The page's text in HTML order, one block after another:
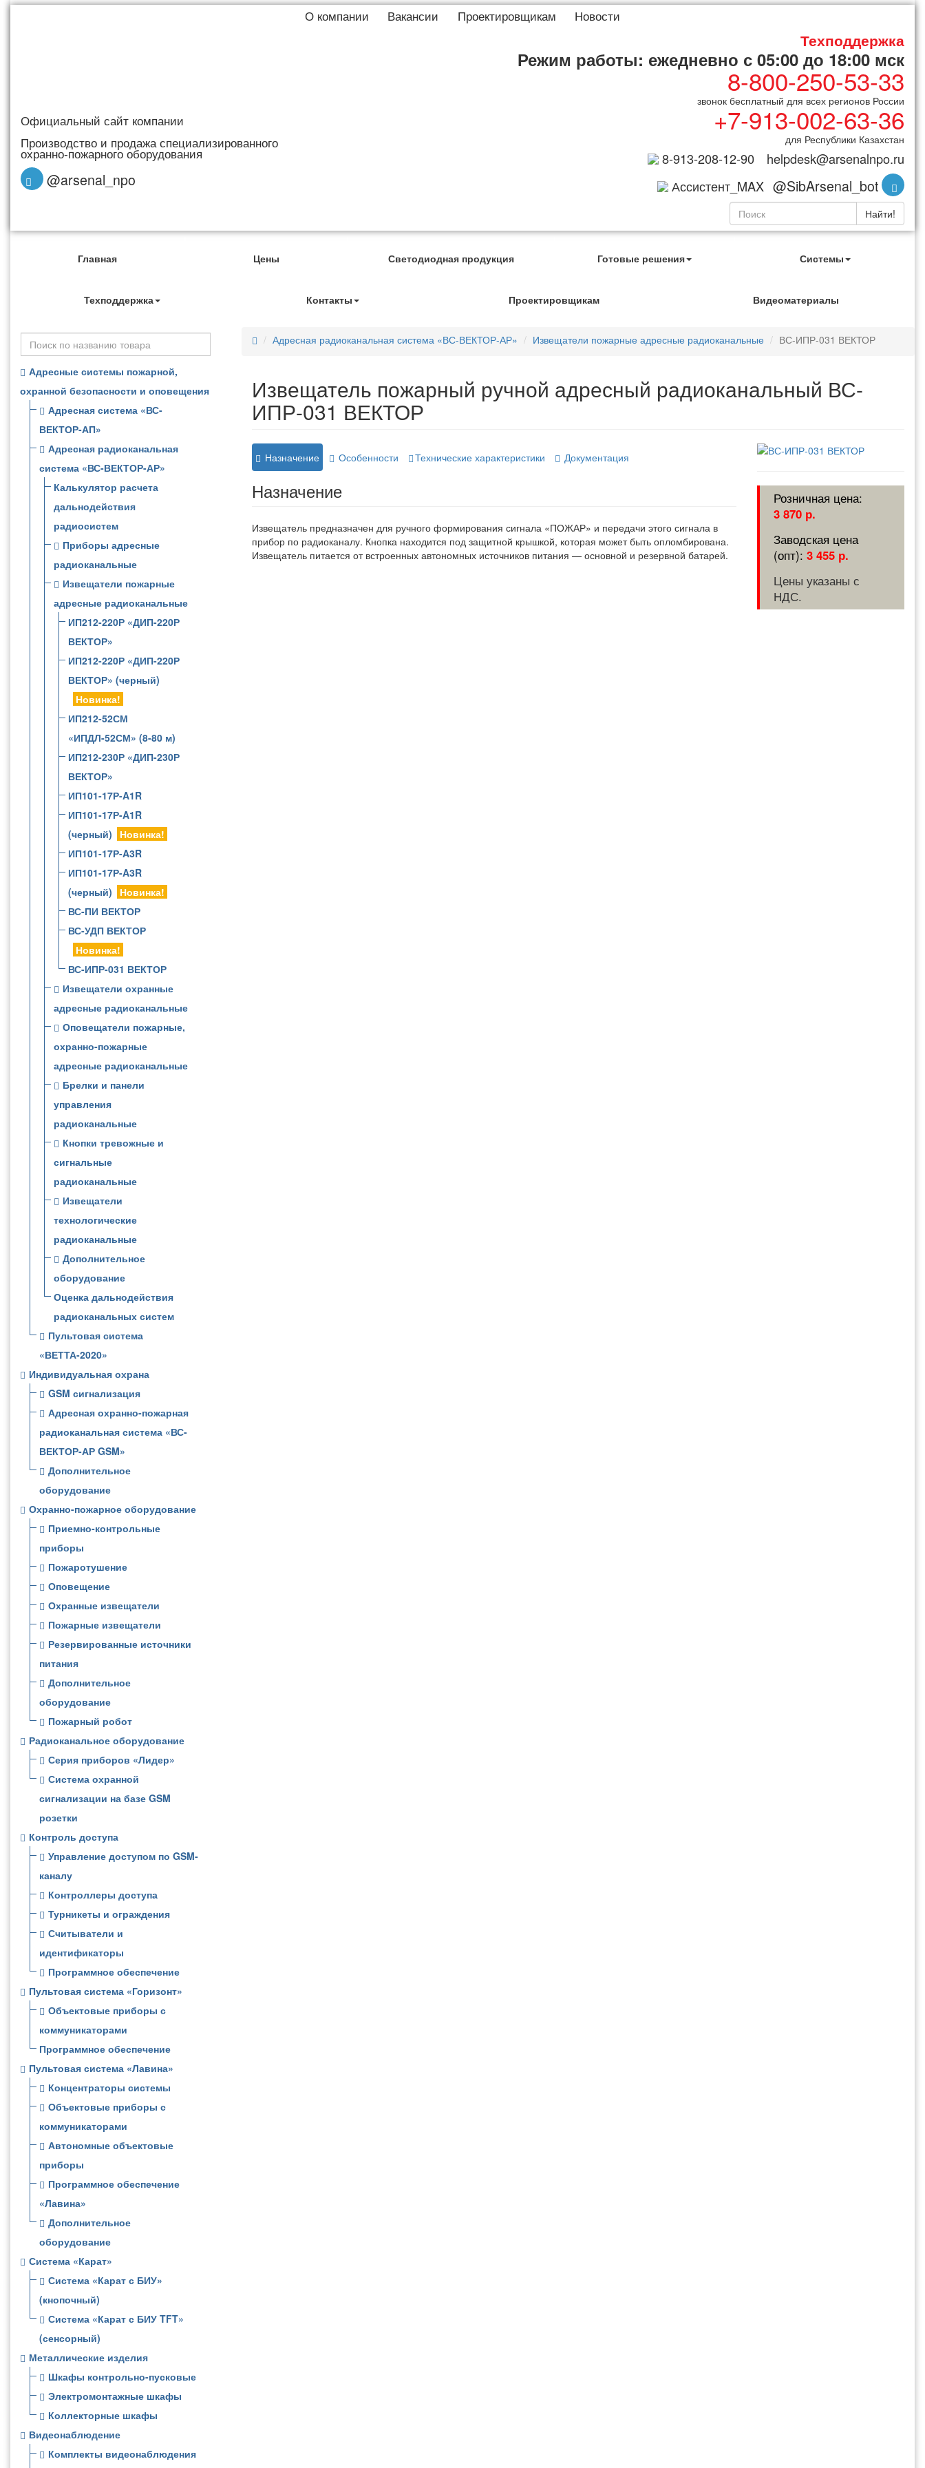
О компании Вакансии Проектировщикам Новости
Официальный сайт компании
Производство и продажа специализированного
охранно-пожарного оборудования
@arsenal_npo
Техподдержка
Режим работы: ежедневно с 05:00 до 18:00 мск
8-800-250-53-33
звонок бесплатный для всех регионов России
+7-913-002-63-36
для Республики Казахстан
8-913-208-12-90
helpdesk@arsenalnpo.ru
Ассистент_MAX @SibArsenal_bot
Найти!
Главная Цены Светодиодная продукция Готовые решения Системы
Техподдержка Контакты Проектировщикам Видеоматериалы
Адресные системы пожарной,
охранной безопасности и оповещения
Адресная система «ВС-
ВЕКТОР-АП»
Адресная радиоканальная
система «ВС-ВЕКТОР-АР»
Калькулятор расчета
дальнодействия
радиосистем
Приборы адресные
радиоканальные
Извещатели пожарные
адресные радиоканальные
ИП212-220Р «ДИП-220Р
ВЕКТОР»
ИП212-220Р «ДИП-220Р
ВЕКТОР» (черный)
Новинка!
ИП212-52СМ
«ИПДЛ-52СМ» (8-80 м)
ИП212-230Р «ДИП-230Р
ВЕКТОР»
ИП101-17Р-A1R
ИП101-17Р-A1R
(черный)
Новинка!
ИП101-17Р-A3R
ИП101-17Р-A3R
(черный)
Новинка!
ВС-ПИ ВЕКТОР
ВС-УДП ВЕКТОР
Новинка!
ВС-ИПР-031 ВЕКТОР
Извещатели охранные
адресные радиоканальные
Оповещатели пожарные,
охранно-пожарные
адресные радиоканальные
Брелки и панели
управления
радиоканальные
Кнопки тревожные и
сигнальные
радиоканальные
Извещатели
технологические
радиоканальные
Дополнительное
оборудование
Оценка дальнодействия
радиоканальных систем
Пультовая система
«ВЕТТА-2020»
Индивидуальная охрана
GSM сигнализация
Адресная охранно-пожарная
радиоканальная система «ВС-
ВЕКТОР-АР GSM»
Дополнительное
оборудование
Охранно-пожарное оборудование
Приемно-контрольные
приборы
Пожаротушение
Оповещение
Охранные извещатели
Пожарные извещатели
Резервированные источники
питания
Дополнительное
оборудование
Пожарный робот
Радиоканальное оборудование
Серия приборов «Лидер»
Система охранной
сигнализации на базе GSM
розетки
Контроль доступа
Управление доступом по GSM-
каналу
Контроллеры доступа
Турникеты и ограждения
Считыватели и
идентификаторы
Программное обеспечение
Пультовая система «Горизонт»
Объектовые приборы с
коммуникаторами
Программное обеспечение
Пультовая система «Лавина»
Концентраторы системы
Объектовые приборы с
коммуникаторами
Автономные объектовые
приборы
Программное обеспечение
«Лавина»
Дополнительное
оборудование
Система «Карат»
Система «Карат с БИУ»
(кнопочный)
Система «Карат с БИУ TFT»
(сенсорный)
Металлические изделия
Шкафы контрольно-пусковые
Электромонтажные шкафы
Коллекторные шкафы
Видеонаблюдение
Комплекты видеонаблюдения
Адресная радиоканальная система «ВС-ВЕКТОР-АР» Извещатели пожарные адресные радиоканальные ВС-ИПР-031 ВЕКТОР
Извещатель пожарный ручной адресный радиоканальный ВС-
ИПР-031 ВЕКТОР
Назначение Особенности Технические характеристики Документация
Назначение
Извещатель предназначен для ручного формирования сигнала «ПОЖАР» и передачи этого сигнала в
прибор по радиоканалу. Кнопка находится под защитной крышкой, которая может быть опломбирована.
Извещатель питается от встроенных автономных источников питания — основной и резервной батарей.
3 870 р.
3 455 р.
Цены указаны с
НДС.